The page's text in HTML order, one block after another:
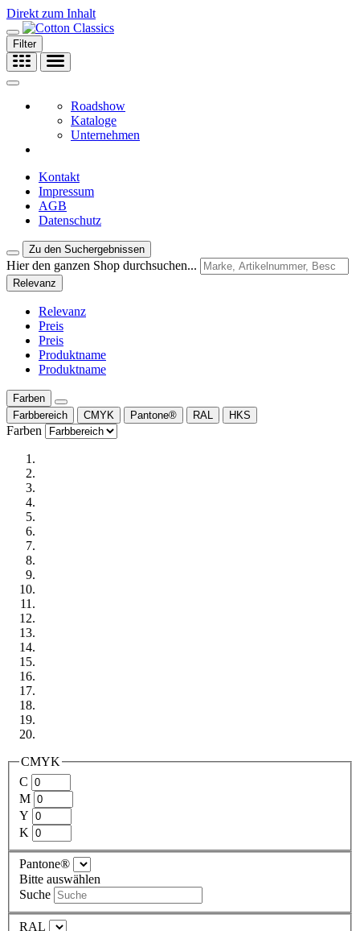
Direkt zum Inhalt
Filter
Roadshow
Kataloge
Unternehmen
Kontakt
Impressum
AGB
Datenschutz
Zu den Suchergebnissen
Hier den ganzen Shop durchsuchen...
Relevanz
Relevanz
Preis
Preis
Produktname
Produktname
Farben
Farbbereich
CMYK Pantone® RAL HKS
Farben
CMYK
C
M
Y
K
Pantone®
Bitte auswählen
Suche
RAL